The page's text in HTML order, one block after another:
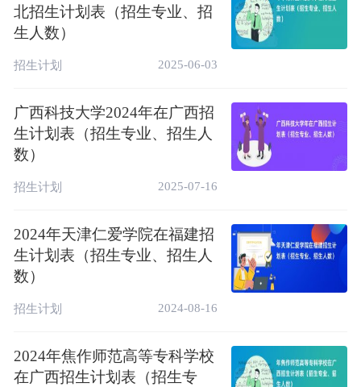
生情况为准！
生
份
科
计
广
西
物
专
小学数学教育(师范
类，在丰收路校区办
5
化学
物
https://www.gankaomao.com/baokao/
三、焦作师范高等专科学校简介
焦作师范高等专科学校（简称“焦作师专”）是
单位。学校前身为创办于1907年（清光绪三
十三年）的“怀庆府师范学堂”，是河南省最早
北招生计划表（招生专业、招
生人数）
招生计划 2025-06-03
广西科技大学2024年在广西招
生计划表（招生专业、招生人
数）
招生计划 2025-07-16
2024年天津仁爱学院在福建招
生计划表（招生专业、招生人
数）
招生计划 2024-08-16
2024年焦作师范高等专科学校
在广西招生计划表（招生专